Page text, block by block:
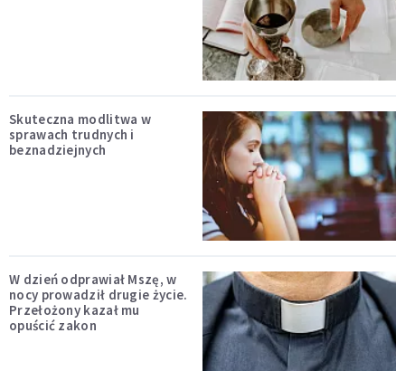
Skuteczna modlitwa w
sprawach trudnych i
beznadziejnych
W dzień odprawiał Mszę, w
nocy prowadził drugie życie.
Przełożony kazał mu
opuścić zakon